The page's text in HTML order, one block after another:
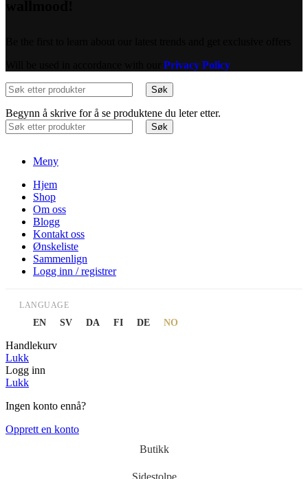
Privacy Policy
Søk
Begynn å skrive for å se produktene du leter etter.
Søk
Meny
Hjem
Shop
Om oss
Blogg
Kontakt oss
Ønskeliste
Sammenlign
Logg inn / registrer
LANGUAGE
EN SV DA FI DE NO
Handlekurv
Lukk
Logg inn
Lukk
Ingen konto ennå?
Opprett en konto
Butikk
Sidestolpe